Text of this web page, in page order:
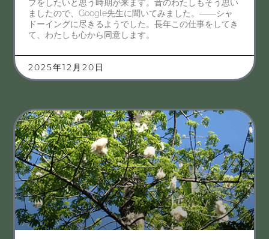
プをしたいと思う時期が来ます。昔のわたしもそう思い
ましたので、Google先生に聞いてみました。――シャ
ドーイングに尽きるようでした。長年この仕事をしてき
て、わたしも心から同意します。
2025年12月20日